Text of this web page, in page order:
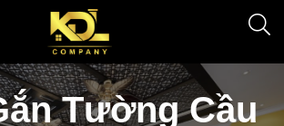
Tường Cầu